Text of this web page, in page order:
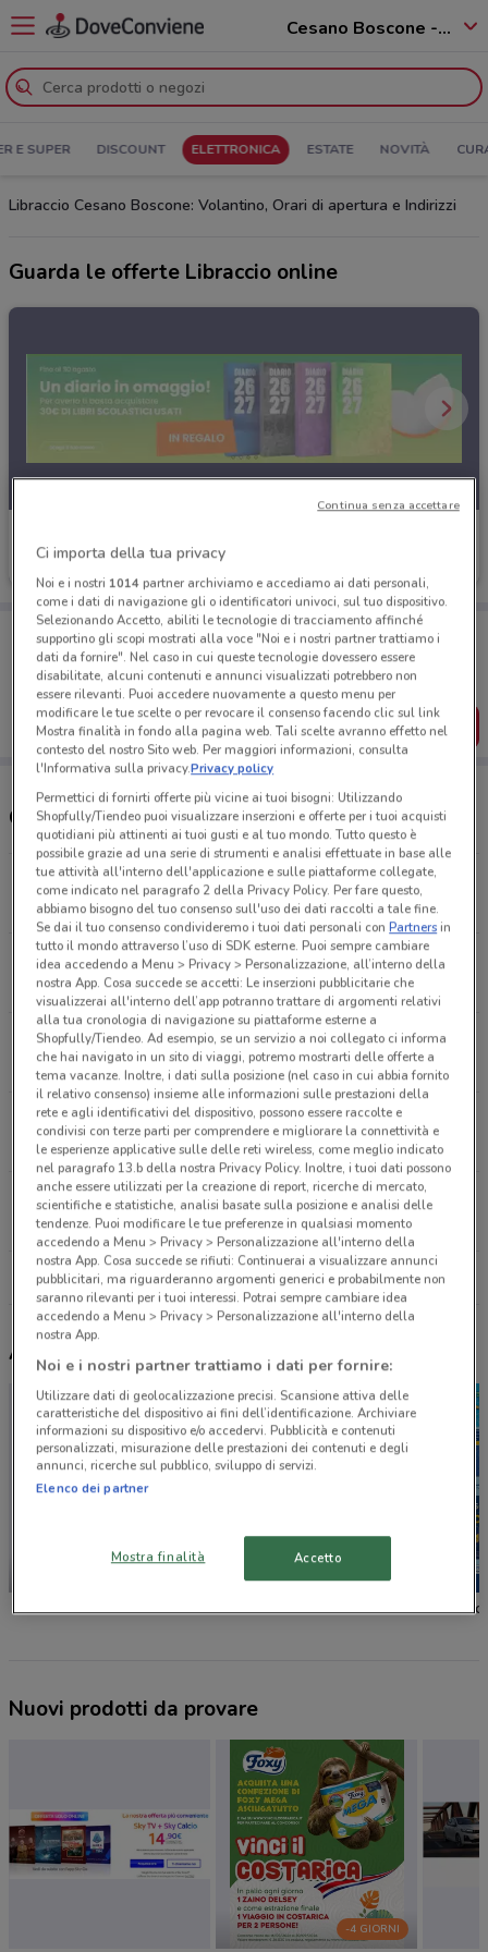
Cesano Boscone - 20090
E SUPER DISCOUNT ELETTRONICA ESTATE NOVITÀ
Libraccio Cesano Boscone: Volantino, Orari di apertura e Indirizzi
Guarda le offerte Libraccio online
Scade il 30/08
Porta DoveConviene sempre con te!
Puoi trovare le migliori offerte dei negozi vicino a te,
salvarle e creare la tua lista del risparmio, comodamente
dal tuo cellulare.
SCARICA L’APP
Orari Libraccio e negozi
viale Romolo, 9 Milano
5.3 km
CHIUSO
via Corsico, 9 Milano
5.9 km
CHIUSO
via S. Tecla, 5 Milano
7.7 km
CHIUSO
via Candiani, 102 Milano
8.6 km
CHIUSO
viale Vittorio Veneto, 22 Milano
8.8 km
CHIUSO
Tutti i negozi Libraccio
Altri volantini nelle vicinanze
Unieuro Euronics
Nuovi prodotti da provare
-4 GIORNI
Ci importa della tua privacy
Noi e i nostri 1014partner archiviamo e accediamo ai dati personali,
come i dati di navigazione gli o identificatori univoci, sul tuo dispositivo.
Selezionando Accetto, abiliti le tecnologie di tracciamento affinché
supportino gli scopi mostrati alla voce "Noi e i nostri partner trattiamo i
dati da fornire". Nel caso in cui queste tecnologie dovessero essere
disabilitate, alcuni contenuti e annunci visualizzati potrebbero non
essere rilevanti. Puoi accedere nuovamente a questo menu per
modificare le tue scelte o per revocare il consenso facendo clic sul link
Mostra finalità in fondo alla pagina web. Tali scelte avranno effetto nel
contesto del nostro Sito web. Per maggiori informazioni, consulta
l'Informativa sulla privacy.Privacy policy
Permettici di fornirti offerte più vicine ai tuoi bisogni: Utilizzando
Shopfully/Tiendeo puoi visualizzare inserzioni e offerte per i tuoi acquisti
quotidiani più attinenti ai tuoi gusti e al tuo mondo. Tutto questo è
possibile grazie ad una serie di strumenti e analisi effettuate in base alle
tue attività all'interno dell'applicazione e sulle piattaforme collegate,
come indicato nel paragrafo 2 della Privacy Policy. Per fare questo,
abbiamo bisogno del tuo consenso sull'uso dei dati raccolti a tale fine.
Se dai il tuo consenso condivideremo i tuoi dati personali conPartnersin
tutto il mondo attraverso l’uso di SDK esterne. Puoi sempre cambiare
idea accedendo a Menu > Privacy > Personalizzazione, all’interno della
nostra App. Cosa succede se accetti: Le inserzioni pubblicitarie che
visualizzerai all'interno dell’app potranno trattare di argomenti relativi
alla tua cronologia di navigazione su piattaforme esterne a
Shopfully/Tiendeo. Ad esempio, se un servizio a noi collegato ci informa
che hai navigato in un sito di viaggi, potremo mostrarti delle offerte a
tema vacanze. Inoltre, i dati sulla posizione (nel caso in cui abbia fornito
il relativo consenso) insieme alle informazioni sulle prestazioni della
rete e agli identificativi del dispositivo, possono essere raccolte e
condivisi con terze parti per comprendere e migliorare la connettività e
le esperienze applicative sulle delle reti wireless, come meglio indicato
nel paragrafo 13.b della nostra Privacy Policy. Inoltre, i tuoi dati possono
anche essere utilizzati per la creazione di report, ricerche di mercato,
scientifiche e statistiche, analisi basate sulla posizione e analisi delle
tendenze. Puoi modificare le tue preferenze in qualsiasi momento
accedendo a Menu > Privacy > Personalizzazione all'interno della
nostra App. Cosa succede se rifiuti: Continuerai a visualizzare annunci
pubblicitari, ma riguarderanno argomenti generici e probabilmente non
saranno rilevanti per i tuoi interessi. Potrai sempre cambiare idea
accedendo a Menu > Privacy > Personalizzazione all'interno della
nostra App.
Noi e i nostri partner trattiamo i dati per fornire:
Utilizzare dati di geolocalizzazione precisi. Scansione attiva delle
caratteristiche del dispositivo ai fini dell’identificazione. Archiviare
informazioni su dispositivo e/o accedervi. Pubblicità e contenuti
personalizzati, misurazione delle prestazioni dei contenuti e degli
annunci, ricerche sul pubblico, sviluppo di servizi.
Elenco dei partner
Mostra finalità Accetto
Continua senza accettare